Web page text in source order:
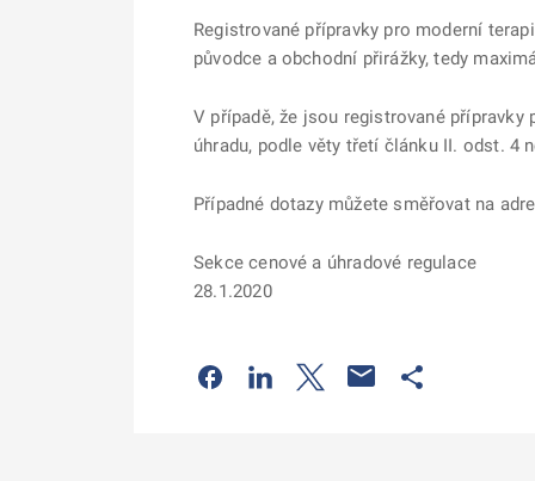
Registrované přípravky pro moderní
původce a obchodní přirážky, tedy
V případě, že jsou registrované
úhradu, podle věty třetí článku II. odst. 4
Případné dotazy můžete směřovat na
Sekce cenové a úhradové regulace
28.1.2020
Odkaz se otevře na nové kartě
Odkaz se otevře na nové kartě
Odkaz se otevře na